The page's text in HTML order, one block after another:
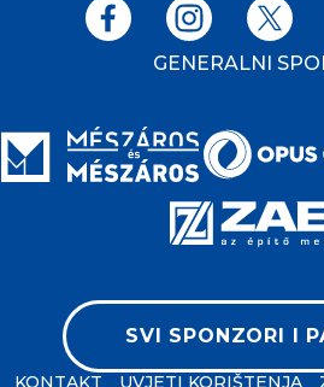
GENERALNI
SVI SPONZORI I
KONTAKT UVJETI KORIŠTENJA